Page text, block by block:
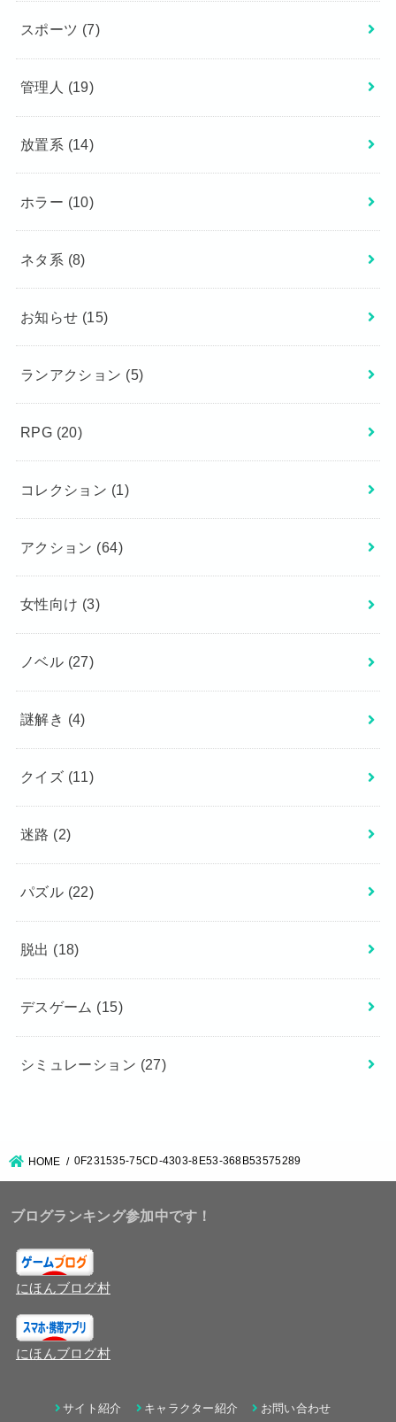
スポーツ (7)
管理人 (19)
放置系 (14)
ホラー (10)
ネタ系 (8)
お知らせ (15)
ランアクション (5)
RPG (20)
コレクション (1)
アクション (64)
女性向け (3)
ノベル (27)
謎解き (4)
クイズ (11)
迷路 (2)
パズル (22)
脱出 (18)
デスゲーム (15)
シミュレーション (27)
HOME 0F231535-75CD-4303-8E53-368B53575289
ブログランキング参加中です！
にほんブログ村
にほんブログ村
サイト紹介 キャラクター紹介 お問い合わせ